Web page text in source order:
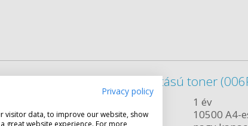
/ C415 fekete nagy kapacitású toner
Garancia:
1 év
Kapacitás:
10500 A4-
Privacy policy
visitor data, to improve our website, show
great website experience. For more